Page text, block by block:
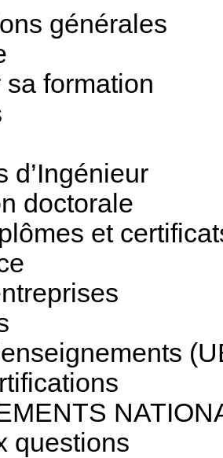
générales
formation
d’Ingénieur
doctorale
et
questions